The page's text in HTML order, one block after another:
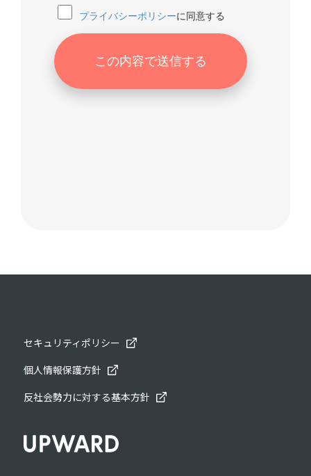
セキュリティポリシー
個人情報保護方針
反社会勢力に対する基本方針